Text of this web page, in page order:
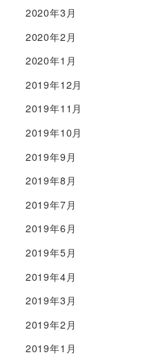
2020年3月
2020年2月
2020年1月
2019年12月
2019年11月
2019年10月
2019年9月
2019年8月
2019年7月
2019年6月
2019年5月
2019年4月
2019年3月
2019年2月
2019年1月